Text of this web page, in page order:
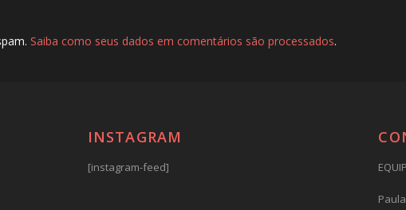
Saiba como seus dados em comentários são processados.
INSTAGRAM
[instagram-feed]